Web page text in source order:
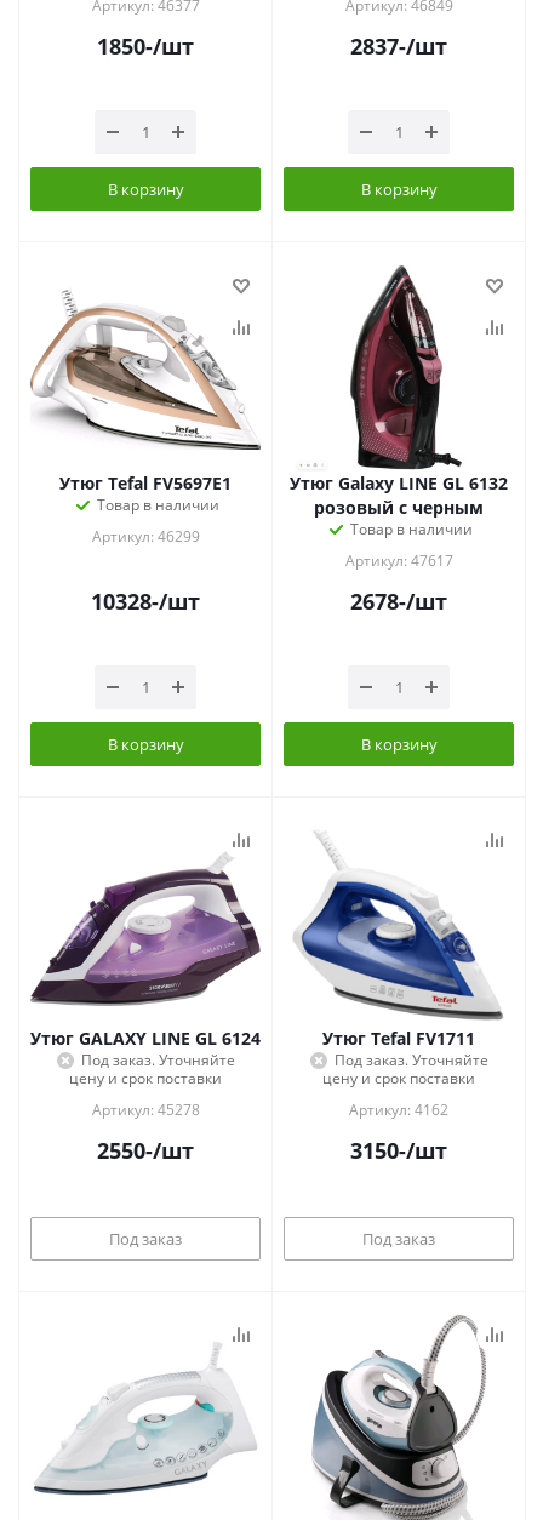
Артикул: 46377
1850-/шт
В корзину
Артикул: 46849
2837-/шт
В корзину
Утюг Tefal FV5697E1
Товар в наличии
Артикул: 46299
10328-/шт
В корзину
Утюг Galaxy LINE GL 6132
розовый с черным
Товар в наличии
Артикул: 47617
2678-/шт
В корзину
Утюг GALAXY LINE GL 6124
Под заказ. Уточняйте
цену и срок поставки
Артикул: 45278
2550-/шт
Под заказ
Утюг Tefal FV1711
Под заказ. Уточняйте
цену и срок поставки
Артикул: 4162
3150-/шт
Под заказ